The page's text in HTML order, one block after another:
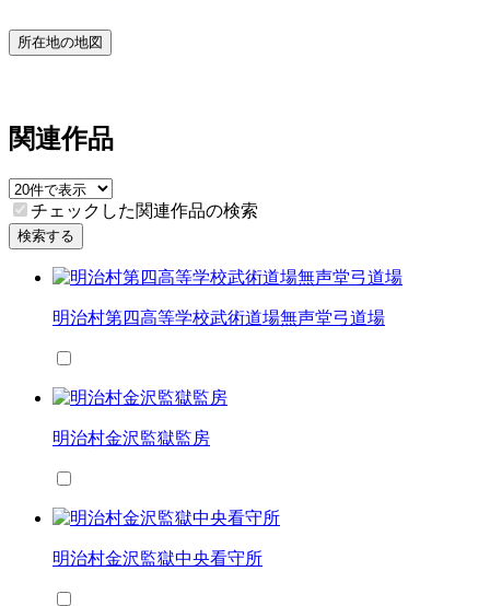
所在地の地図
関連作品
チェックした関連作品の検索
検索する
明治村第四高等学校武術道場無声堂弓道場
明治村金沢監獄監房
明治村金沢監獄中央看守所